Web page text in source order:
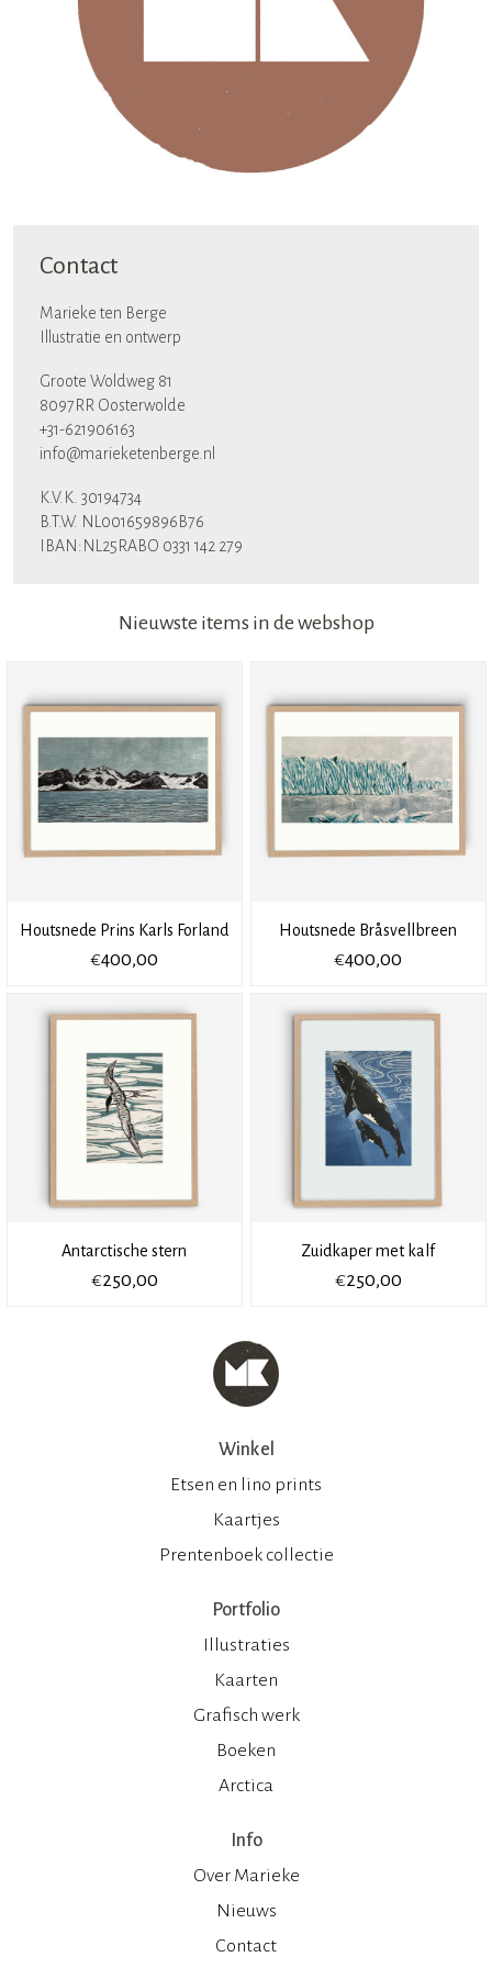
Contact
Marieke ten Berge
Illustratie en ontwerp
Groote Woldweg 81
8097RR Oosterwolde
+31-621906163
info@marieketenberge.nl
K.V.K. 30194734
B.T.W. NL001659896B76
IBAN:NL25RABO 0331 142 279
Nieuwste items in de webshop
Houtsnede Prins Karls Forland
€400,00
Houtsnede Bråsvellbreen
€400,00
Antarctische stern
€250,00
Zuidkaper met kalf
€250,00
Winkel
Etsen en lino prints
Kaartjes
Prentenboek collectie
Portfolio
Illustraties
Kaarten
Grafisch werk
Boeken
Arctica
Info
Over Marieke
Nieuws
Contact